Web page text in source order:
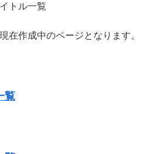
トル一覧
在作成中のページとなります。
覧